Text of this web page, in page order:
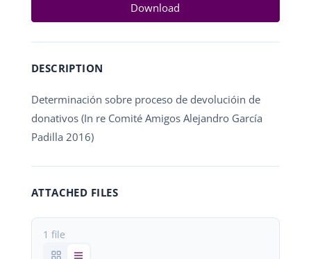
Download
DESCRIPTION
Determinación sobre proceso de devolucióin de
donativos (In re Comité Amigos Alejandro García
Padilla 2016)
ATTACHED FILES
1 file